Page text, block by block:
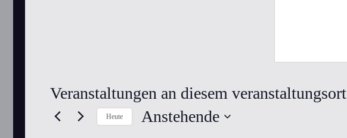
Veranstaltungen an diesem veranstaltungsort
Heute Anstehende